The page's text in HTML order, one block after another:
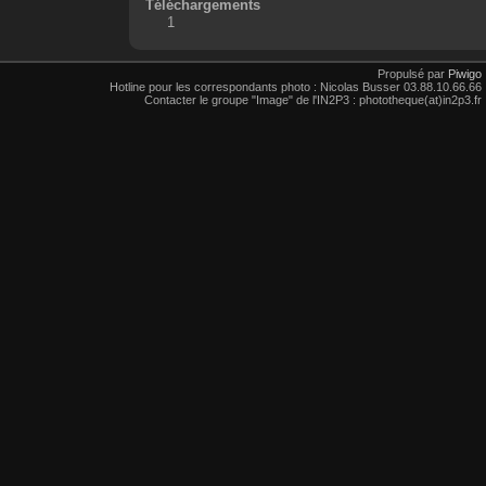
Téléchargements
1
Propulsé par Piwigo
Hotline pour les correspondants photo : Nicolas Busser 03.88.10.66.66
Contacter le groupe "Image" de l'IN2P3 : phototheque(at)in2p3.fr